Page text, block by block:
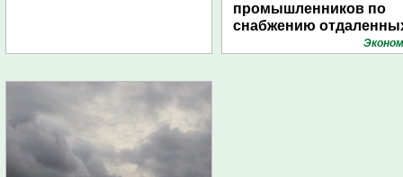
промышленников по
снабжению
поселений с помощью